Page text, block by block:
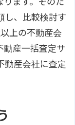
し、比較検討す
上の不動産会
動産一括査定サ
動産会社に査定